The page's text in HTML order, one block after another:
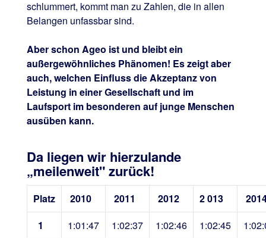
schlummert, kommt man zu Zahlen, die in allen
Belangen unfassbar sind.
Aber schon Ageo ist und bleibt ein
außergewöhnliches Phänomen! Es zeigt aber
auch, welchen Einfluss die Akzeptanz von
Leistung in einer Gesellschaft und im
Laufsport im besonderen auf junge Menschen
ausüben kann.
Da liegen wir hierzulande
„meilenweit" zurück!
Platz 2010 2011 2012 2 013
1
1:01:47 1:02:37 1:02:46 1:02:45